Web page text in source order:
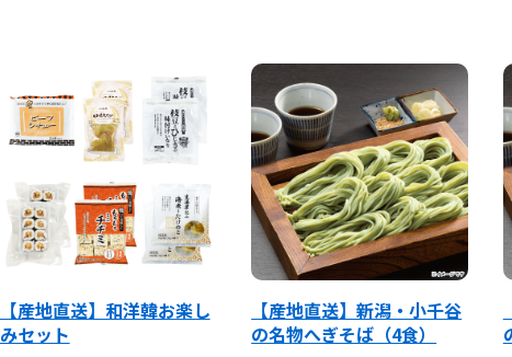
【産地直送】和洋韓お楽し
みセット
【産地直送】新潟・小千谷
の名物へぎそば（4食）